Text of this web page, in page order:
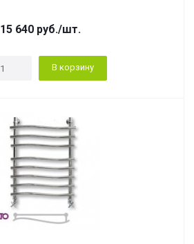
15 640руб./шт.
В корзину